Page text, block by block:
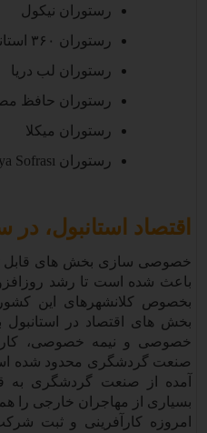
رستوران نیکول
رستوران ۳۶۰
رستوران لب دریا
رستوران حافظ
رستوران میکلا
رستوران Sofrası
اقتصاد استانبول، در
خصوصی سازی بخش های قابل
باعث شده است تا رشد
بخصوص کلانشهرهای این
بخش های اقتصاد در
خصوصی و نیمه خصوصی،
صنعت گردشگری محدود شده
آمده از صنعت گردشگری به
بسیاری از مهاجران خارجی را
امروزه کارآفرینی و ثبت